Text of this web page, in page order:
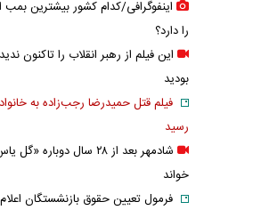
اینفوگرافی/کدام کشور بیشترین بمب
را دارد؟
این فیلم از رهبر انقلاب را تاکنون
بودید
فیلم قتل حمیدرضا رجب‌زاده به
رسید
شادمهر بعد از ۲۸ سال دوباره «گل
خواند
فرمول تعیین حقوق بازنشستگان